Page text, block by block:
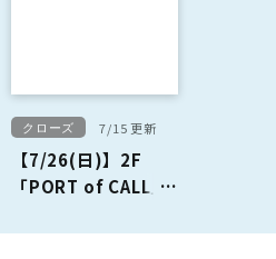
クローズ 7/15 更新
【7/26(日)】2F
「PORT of CALL」